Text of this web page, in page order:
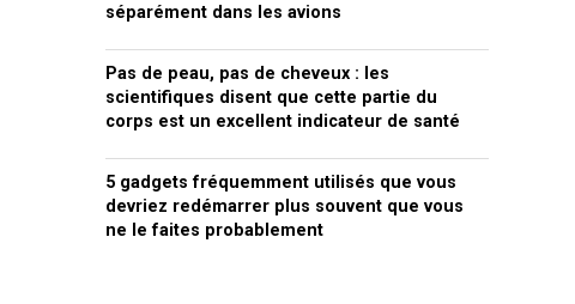
séparément dans les avions
Pas de peau, pas de cheveux : les
scientifiques disent que cette partie du
corps est un excellent indicateur de santé
5 gadgets fréquemment utilisés que vous
devriez redémarrer plus souvent que vous
ne le faites probablement